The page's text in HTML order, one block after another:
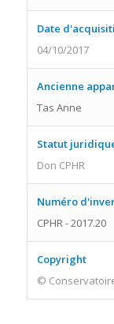
Date
04/10/2017
Ancienne
Tas Anne
Statut
Don CPHR
Numéro
CPHR - 2017.20
Copyright
©